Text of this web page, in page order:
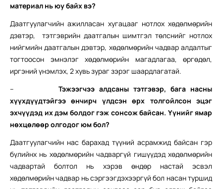
материал нь юу байх вэ?
Даатгуулагчийн ажилласан хугацааг нотлох хөдөлмөрийн
дэвтэр, тэтгэврийн даатгалын шимтгэл төлснийг нотлох
нийгмийн даатгалын дэвтэр, хөдөлмөрийн чадвар алдалтыг
тогтоосон эмнэлэг хөдөлмөрийн магадлагаа, өргөдөл,
иргэний үнэмлэх, 2 хувь зураг зэрэг шаардлагатай.
– Тэжээгчээ алдсаны тэтгэвэр, бага насны
хүүхдүүдтэйгээ өнчирч үлдсэн өрх толгойлсон эцэг
эхчүүдэд их дэм болдог гэж сонсож байсан. Үүнийг ямар
нөхцөлөөр олгодог юм бол?
Даатгуулагчийн нас барахад түүний асрамжид байсан гэр
бүлийнх нь хөдөлмөрийн чадваргүй гишүүдэд хөдөлмөрийн
чадвартай болтол нь хэрэв өндөр настай эсвэл
хөдөлмөрийн чадвар нь сэргээгдэхээргүй бол насан туршид